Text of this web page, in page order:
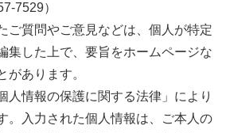
7529）
ご質問やご意見などは、個人が特定
集した上で、要旨をホームページな
があります。
人情報の保護に関する法律」により
。入力された個人情報は、ご本人の